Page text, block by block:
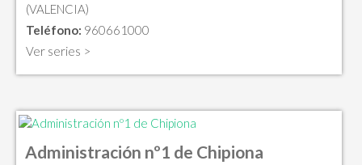
(VALENCIA)
Teléfono: 960661000
Ver series >
Administración nº1 de Chipiona